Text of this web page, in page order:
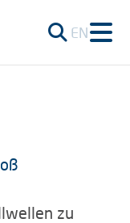
EN
zu